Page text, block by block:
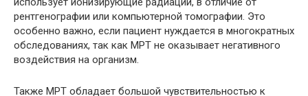
рентгенографии или компьютерной томографии. Это
особенно важно, если пациент нуждается в многократных
обследованиях, так как МРТ не оказывает негативного
воздействия на организм.
Также МРТ обладает большой чувствительностью к